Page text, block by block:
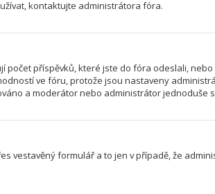
kontaktujte administrátora fóra.
příspěvků, které jste do fóra odeslali,
ve fóru, protože jsou nastaveny
a moderátor nebo administrátor jednoduše
vestavěný formulář a to jen v případě, že